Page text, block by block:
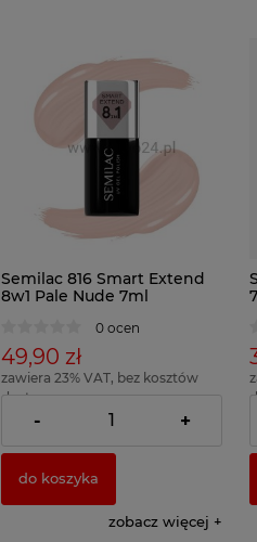
Semilac 816 Smart Extend
8w1 Pale Nude 7ml
0 ocen
49,90 zł
zawiera 23% VAT, bez kosztów
dostawy
( 1 x 100ml = 712,86 zł )
- +
do koszyka
zobacz więcej